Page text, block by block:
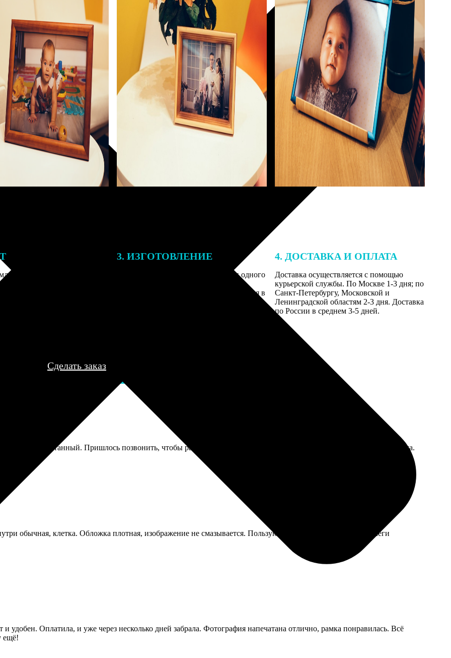
заказа с вами свяжется
для обсуждения деталей
согласования и
заказа по телефону и
мы приступим к его
3. ИЗГОТОВЛЕНИЕ
Все заказы выполняются в течении одного
рабочего дня, после чего передаются
курьеру для доставки либо отправляются в
4. ДОСТАВКА И ОПЛАТА
Доставка осуществляется с помощью
курьерской службы. По Москве 1-3 дня; по
Санкт-Петербургу, Московской и
Ленинградской областям 2-3 дня. Доставка
по России в среднем 3-5 дней.
Сделать заказ
запутанный. Пришлось позвонить, чтобы разобраться, как заказать магнитный календарь. Девушка помогла.
обычная, клетка. Обложка плотная, изображение не смазывается. Пользуюсь для рабочих записей, коллеги
удобен. Оплатила, и уже через несколько дней забрала. Фотография напечатана отлично, рамка понравилась. Всё
ещё!